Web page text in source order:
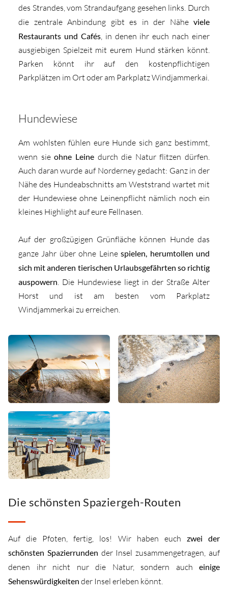
des Strandes, vom Strandaufgang gesehen links. Durch
die zentrale Anbindung gibt es in der Nähe viele
Restaurants und Cafés, in denen ihr euch nach einer
ausgiebigen Spielzeit mit eurem Hund stärken könnt.
Parken könnt ihr auf den kostenpflichtigen
Parkplätzen im Ort oder am Parkplatz Windjammerkai.
Hundewiese
Am wohlsten fühlen eure Hunde sich ganz bestimmt,
wenn sieohne Leinedurch die Natur flitzen dürfen.
Auch daran wurde auf Norderney gedacht: Ganz in der
Nähe des Hundeabschnitts am Weststrand wartet mit
der Hundewiese ohne Leinenpflicht nämlich noch ein
kleines Highlight auf eure Fellnasen.
Auf der großzügigen Grünfläche können Hunde das
ganze Jahr über ohne Leinespielen, herumtollen und
sich mit anderen tierischen Urlaubsgefährten so richtig
auspowern. Die Hundewiese liegt in der Straße Alter
Horst und ist am besten vom Parkplatz
Windjammerkai zu erreichen.
Die schönsten Spaziergeh-Routen
Auf die Pfoten, fertig, los! Wir haben euch zwei der
schönsten Spazierrunden der Insel zusammengetragen, auf
denen ihr nicht nur die Natur, sondern auch einige
Sehenswürdigkeiten der Insel erleben könnt.